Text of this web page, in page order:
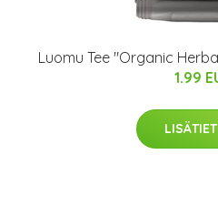
Luomu Tee "Organic
1.99